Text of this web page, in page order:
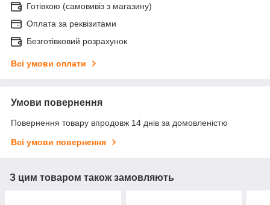
Готівкою (самовивіз з магазину)
Оплата за реквізитами
Безготівковий розрахунок
Всі умови оплати
Умови повернення
Повернення товару впродовж 14 днів за домовленістю
Всі умови повернення
З цим товаром також замовляють